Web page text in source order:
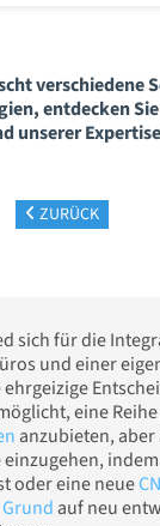
verschiedene
entdecken
unserer
ZURÜCK
sich für die
und einer
eine
anzubieten,
oder eine neue
auf neu